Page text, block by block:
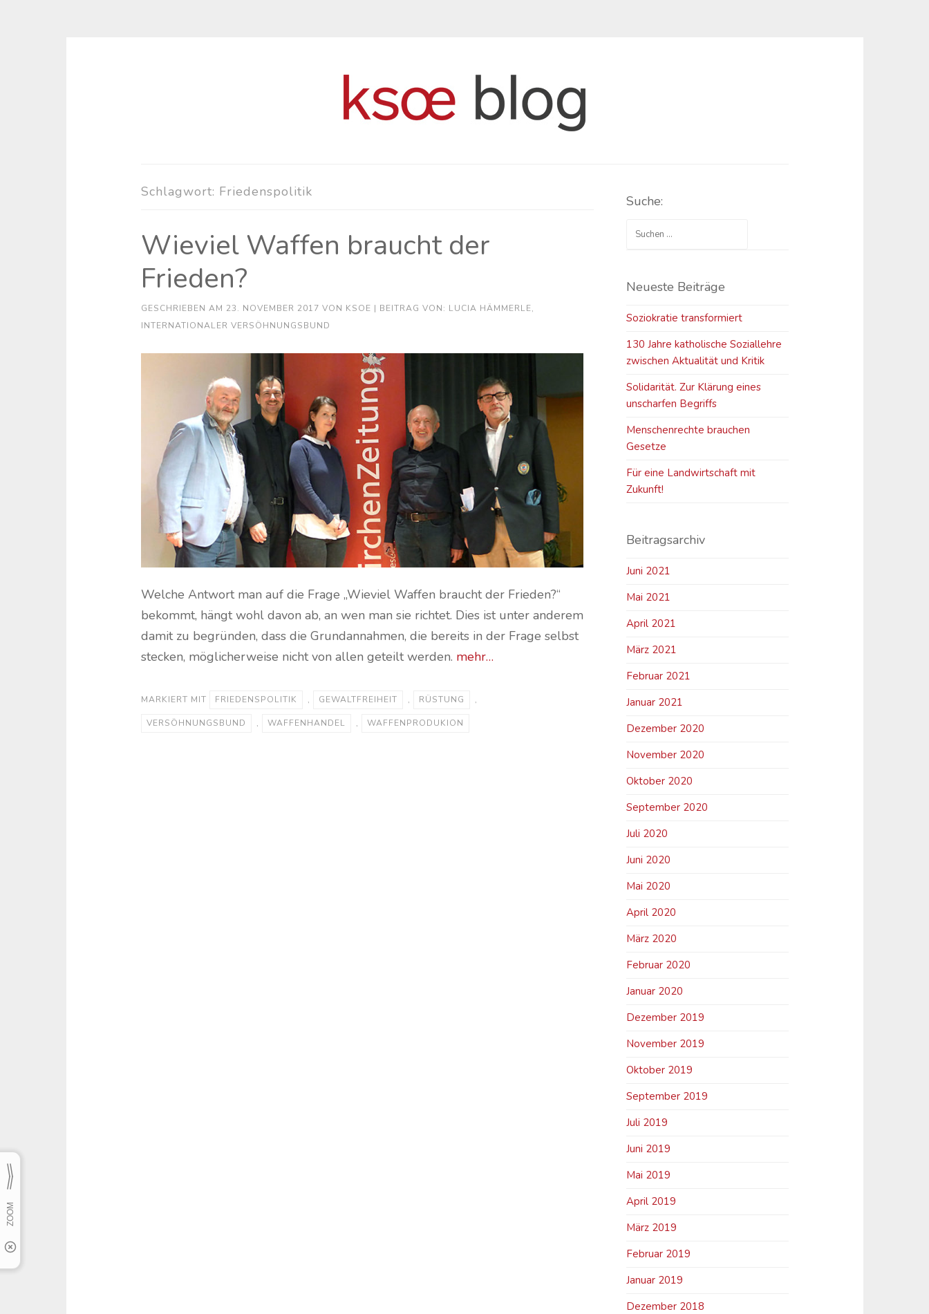
Schlagwort: Friedenspolitik
Wieviel Waffen braucht der
Frieden?
GESCHRIEBEN AM 23. NOVEMBER 2017 VON KSOE | BEITRAG VON: LUCIA HÄMMERLE,
INTERNATIONALER VERSÖHNUNGSBUND
Welche Antwort man auf die Frage „Wieviel Waffen braucht der Frieden?“
bekommt, hängt wohl davon ab, an wen man sie richtet. Dies ist unter anderem
damit zu begründen, dass die Grundannahmen, die bereits in der Frage selbst
stecken, möglicherweise nicht von allen geteilt werden. mehr…
MARKIERT MIT FRIEDENSPOLITIK , GEWALTFREIHEIT , RÜSTUNG ,
VERSÖHNUNGSBUND , WAFFENHANDEL , WAFFENPRODUKION
Suche:
Suchen
Neueste Beiträge
Soziokratie transformiert
130 Jahre katholische Soziallehre
zwischen Aktualität und Kritik
Solidarität. Zur Klärung eines
unscharfen Begriffs
Menschenrechte brauchen
Gesetze
Für eine Landwirtschaft mit
Zukunft!
Beitragsarchiv
Juni 2021
Mai 2021
April 2021
März 2021
Februar 2021
Januar 2021
Dezember 2020
November 2020
Oktober 2020
September 2020
Juli 2020
Juni 2020
Mai 2020
April 2020
März 2020
Februar 2020
Januar 2020
Dezember 2019
November 2019
Oktober 2019
September 2019
Juli 2019
Juni 2019
Mai 2019
April 2019
März 2019
Februar 2019
Januar 2019
Dezember 2018